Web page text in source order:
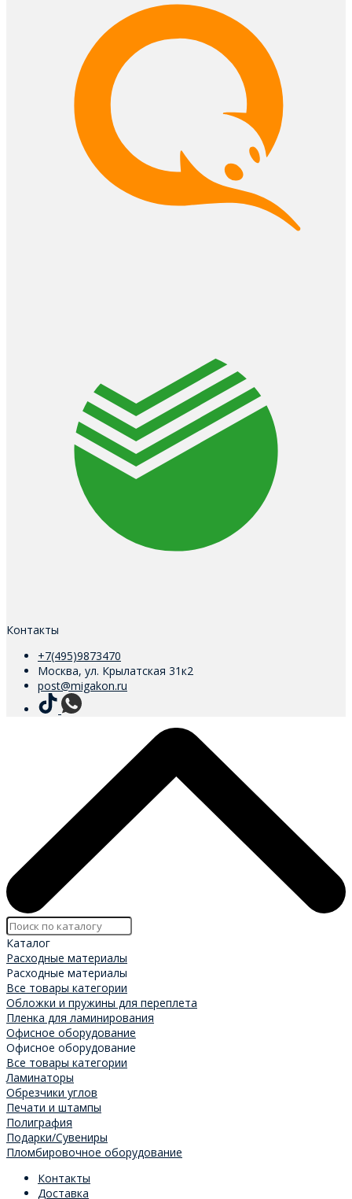
Контакты
+7(495)9873470
Москва, ул. Крылатская 31к2
post@migakon.ru
Каталог
Расходные материалы
Расходные материалы
Все товары категории
Обложки и пружины для переплета
Пленка для ламинирования
Офисное оборудование
Офисное оборудование
Все товары категории
Ламинаторы
Обрезчики углов
Печати и штампы
Полиграфия
Подарки/Сувениры
Пломбировочное оборудование
Контакты
Доставка